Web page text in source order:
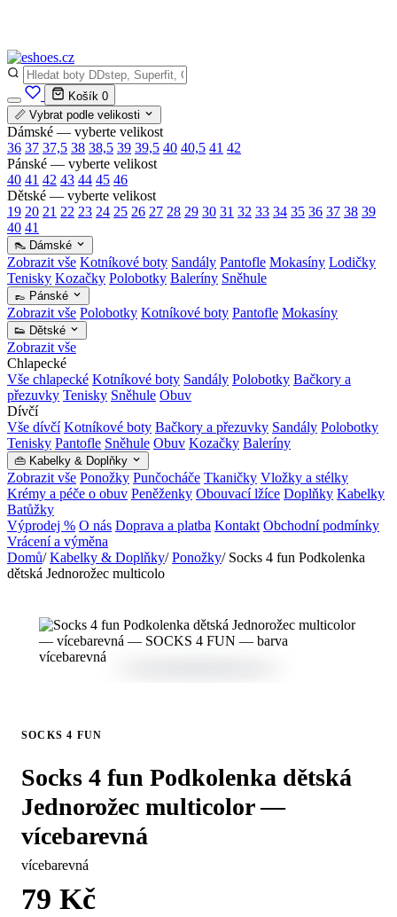
Košík 0
📏 Vybrat podle velikosti
Dámské — vyberte velikost
36 37 37,5 38 38,5 39 39,5 40 40,5 41 42
Pánské — vyberte velikost
40 41 42 43 44 45 46
Dětské — vyberte velikost
19 20 21 22 23 24 25 26 27 28 29 30 31 32 33 34 35 36 37 38 39
40 41
👠 Dámské
Zobrazit vše Kotníkové boty Sandály Pantofle Mokasíny Lodičky
Tenisky Kozačky Polobotky Baleríny Sněhule
👞 Pánské
Zobrazit vše Polobotky Kotníkové boty Pantofle Mokasíny
👟 Dětské
Zobrazit vše
Chlapecké
Vše chlapecké Kotníkové boty Sandály Polobotky Bačkory a
přezuvky Tenisky Sněhule Obuv
Dívčí
Vše dívčí Kotníkové boty Bačkory a přezuvky Sandály Polobotky
Tenisky Pantofle Sněhule Obuv Kozačky Baleríny
👜 Kabelky & Doplňky
Zobrazit vše Ponožky Punčocháče Tkaničky Vložky a stélky
Krémy a péče o obuv Peněženky Obouvací lžíce Doplňky Kabelky
Batůžky
Výprodej % O nás Doprava a platba Kontakt Obchodní podmínky
Vrácení a výměna
Domů/ Kabelky & Doplňky/ Ponožky/ Socks 4 fun Podkolenka
dětská Jednorožec multicolo
SOCKS 4 FUN
Socks 4 fun Podkolenka dětská
Jednorožec multicolor —
vícebarevná
vícebarevná
79 Kč